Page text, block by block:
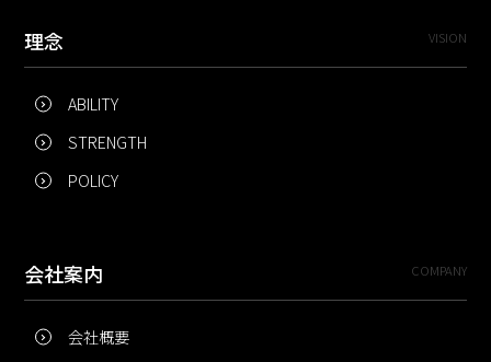
理念 VISION
ABILITY
STRENGTH
POLICY
会社案内 COMPANY
会社概要